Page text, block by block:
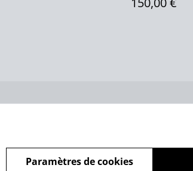
Paramètres de cookies